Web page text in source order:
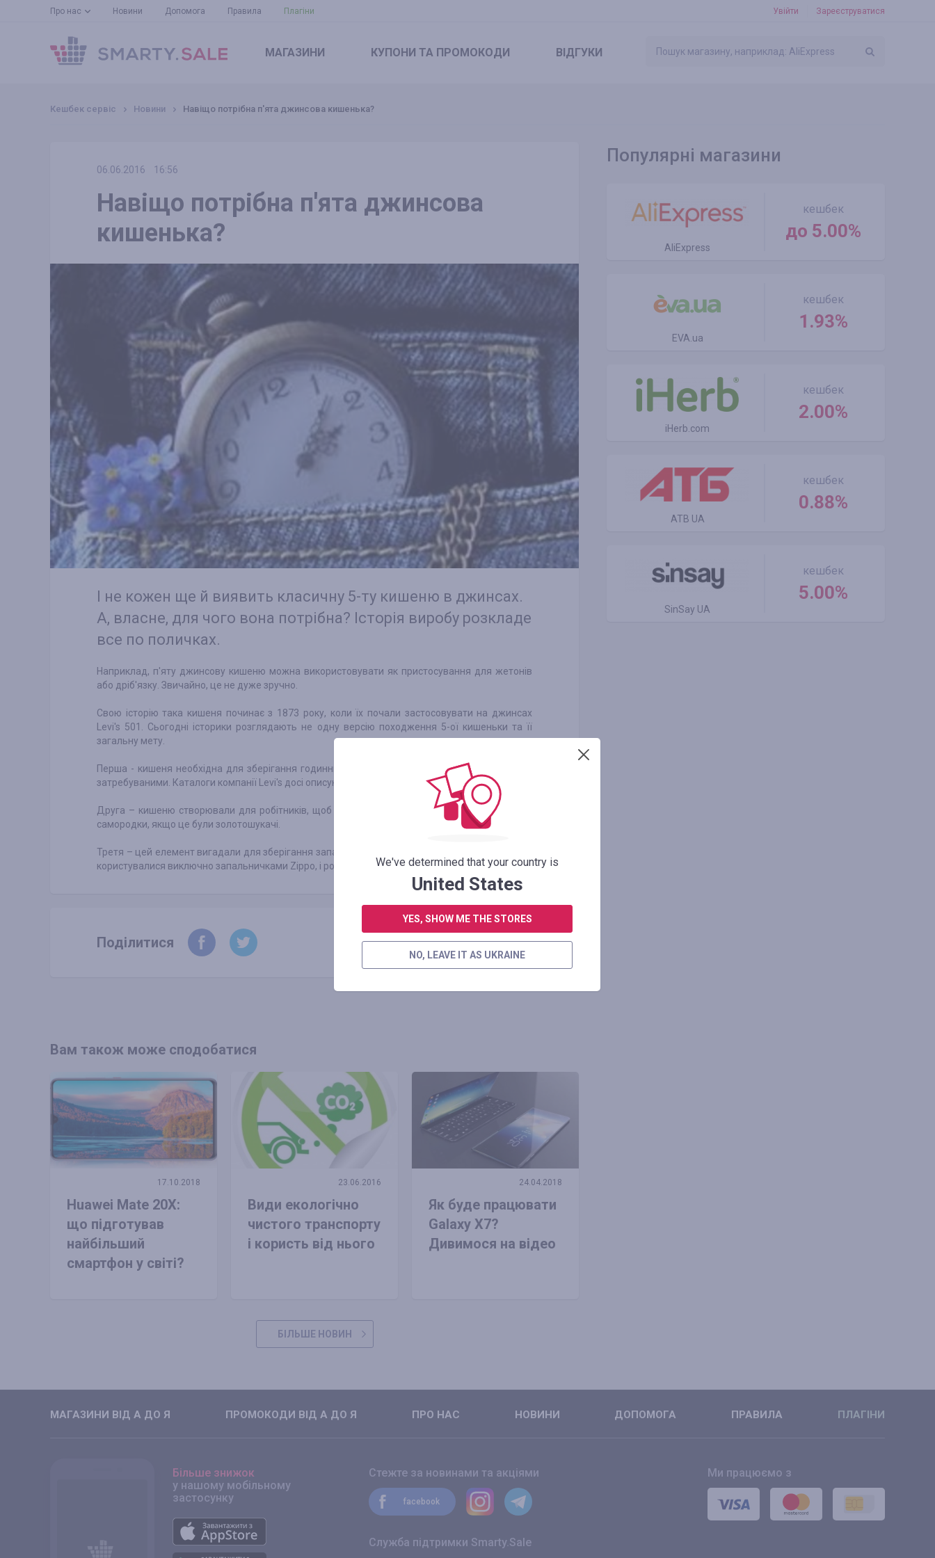
Про нас Новини Допомога Правила Плагіни Увійти Зареєструватися
МАГАЗИНИ КУПОНИ ТА ПРОМОКОДИ ВІДГУКИ
Кешбек сервіс Новини Навіщо потрібна п'ята джинсова кишенька?
06.06.2016 16:56
Навіщо потрібна п'ята джинсова
кишенька?
І не кожен ще й виявить класичну 5-ту кишеню в джинсах.
А, власне, для чого вона потрібна? Історія виробу розкладе
все по поличках.
Наприклад, п'яту джинсову кишеню можна використовувати як пристосування для жетонів
або дріб'язку. Звичайно, це не дуже зручно.
Свою історію така кишеня починає з 1873 року, коли їх почали застосовувати на джинсах
Levi's 501. Сьогодні історики розглядають не одну версію походження 5-ої кишеньки та її
загальну мету.
Перша - кишеня необхідна для зберігання годинників на ланцюжку, які були в ті часи дуже
затребуваними. Каталоги компанії Levi's досі описують їх як «watch pocket».
Друга – кишеню створювали для робітників, щоб вони складали цвяхи або невеликі золоті
самородки, якщо це були золотошукачі.
Третя – цей елемент вигадали для зберігання запальничок Zippo. Ковбої, що поважали себе,
користувалися виключно запальничками Zippo, і розмір кишеньки ідеально вміщує їх.
Поділитися Копіювати посилання
Вам також може сподобатися
17.10.2018
Huawei Mate 20X:
що підготував
найбільший
смартфон у світі?
23.06.2016
Види екологічно
чистого транспорту
і користь від нього
24.04.2018
Як буде працювати
Galaxy X7?
Дивимося на відео
БІЛЬШЕ НОВИН
Популярні магазини
AliExpress
кешбек
до 5.00%
EVA.ua
кешбек
1.93%
iHerb.com
кешбек
2.00%
ATB UA
кешбек
0.88%
SinSay UA
кешбек
5.00%
МАГАЗИНИ ВIД А ДО Я ПРОМОКОДИ ВIД А ДО Я ПРО НАС НОВИНИ ДОПОМОГА ПРАВИЛА ПЛАГІНИ
Більше знижок
у нашому мобільному
застосунку
Ми працюємо з
Стежте за новинами та акціями
facebook
Служба підтримки Smarty.Sale
We've determined that your country is
United States
YES, SHOW ME THE STORES
NO, LEAVE IT AS UKRAINE